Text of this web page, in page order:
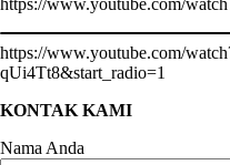
https://www.youtube.com/
qUi4Tt8&start_radio=1
KONTAK KAMI
Nama Anda